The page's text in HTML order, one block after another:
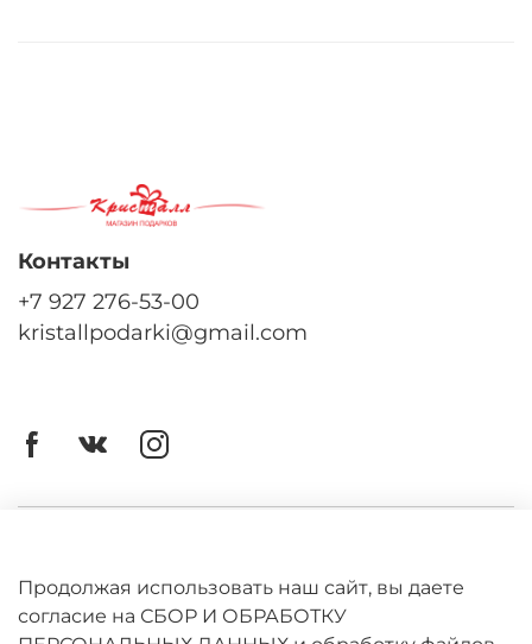
Оферта
Политика конфиденциальности
Контакты
+7 927 276-53-00
kristallpodarki@gmail.com
Продолжая использовать наш сайт, вы даете
согласие на СБОР И ОБРАБОТКУ